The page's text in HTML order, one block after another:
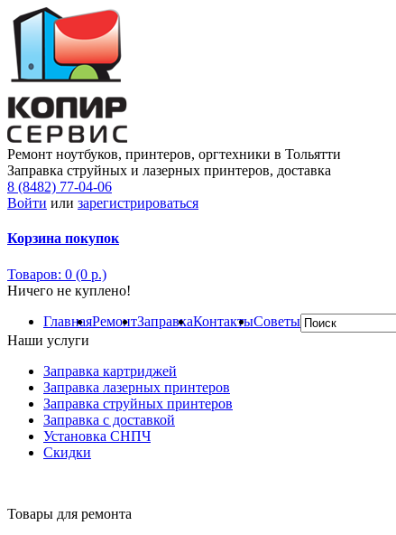
Ремонт ноутбуков, принтеров, оргтехники в Тольятти
Заправка струйных и лазерных принтеров, доставка
8 (8482) 77-04-06
Войти или зарегистрироваться
Корзина покупок
Товаров: 0 (0 р.)
Ничего не куплено!
ГлавнаяРемонтЗаправкаКонтактыСоветы
Наши услуги
Заправка картриджей
Заправка лазерных принтеров
Заправка струйных принтеров
Заправка с доставкой
Установка СНПЧ
Скидки
Товары для ремонта